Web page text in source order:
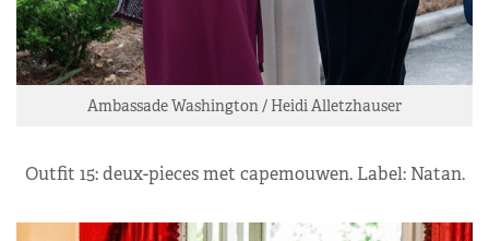
Ambassade Washington / Heidi Alletzhauser
Outfit 15: deux-pieces met capemouwen. Label: Natan.